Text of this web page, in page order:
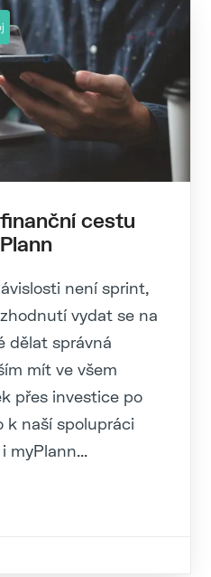
cestu
není sprint,
vydat se na
dělat správná
mít ve všem
přes investice po
k naší spolupráci
myPlann...